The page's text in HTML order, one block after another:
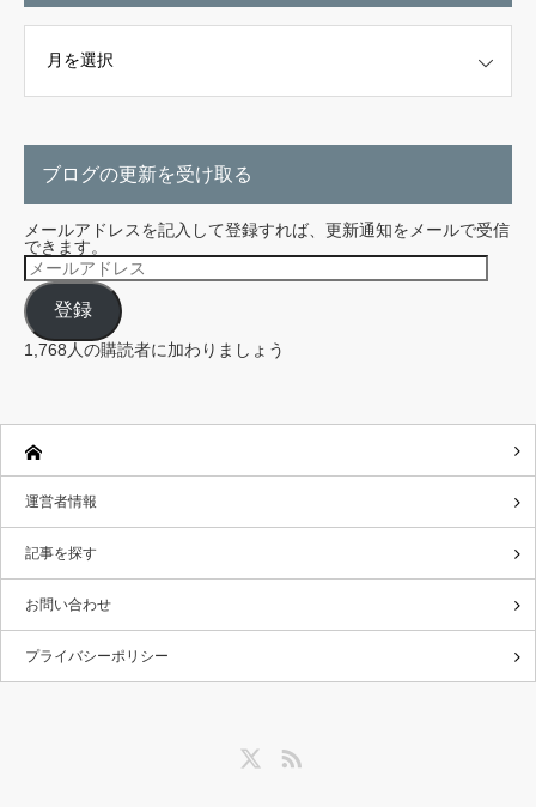
ちらから探せます。
ブログの更新を受け取る
メールアドレスを記入して登録すれば、更新通知をメールで受信
できます。
メ
ー
ル
ア
ド
レ
ス
登録
1,768人の購読者に加わりましょう
運営者情報
記事を探す
お問い合わせ
プライバシーポリシー